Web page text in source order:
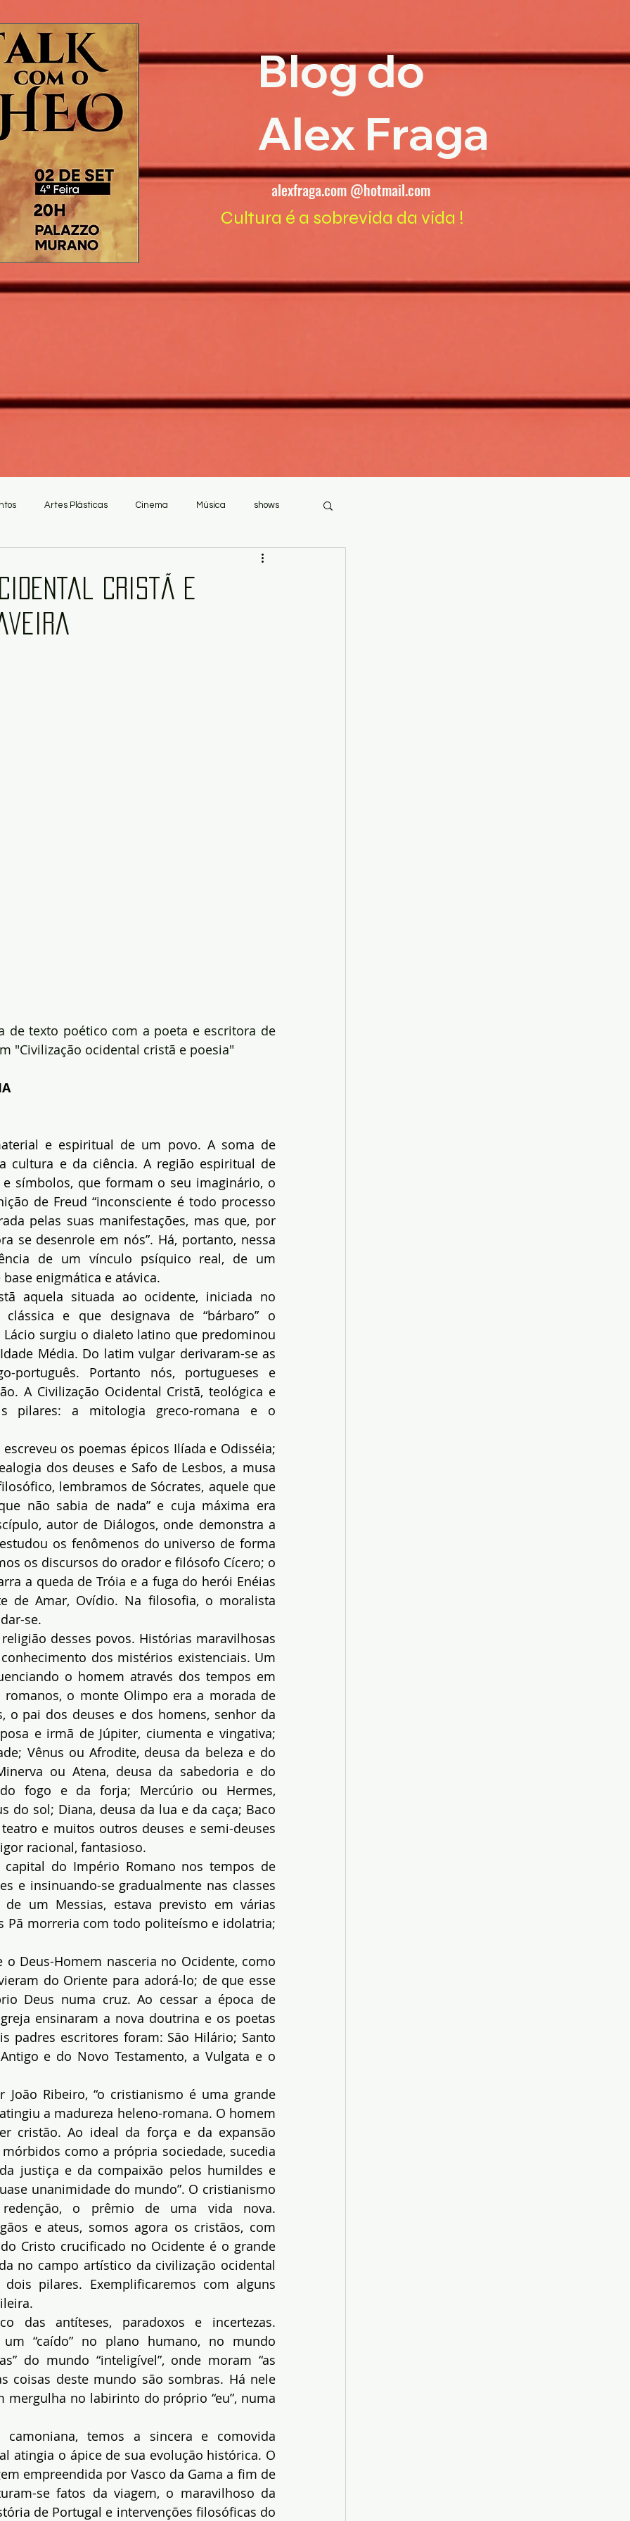
Blog do
Alex Fraga
alexfraga.com @hotmail.com
Cultura é a sobrevida da vida !
Artes Plásticas Cinema Música shows
cristã e
de texto poético com a poeta e escritora de
"Civilização ocidental cristã e poesia"
e espiritual de um povo. A soma de
cultura e da ciência. A região espiritual de
símbolos, que formam o seu imaginário, o
de Freud “inconsciente é todo processo
pelas suas manifestações, mas que, por
se desenrole em nós”. Há, portanto, nessa
de um vínculo psíquico real, de um
enigmática e atávica.
aquela situada ao ocidente, iniciada no
e que designava de “bárbaro” o
surgiu o dialeto latino que predominou
Média. Do latim vulgar derivaram-se as
português. Portanto nós, portugueses e
A Civilização Ocidental Cristã, teológica e
pilares: a mitologia greco-romana e o
os poemas épicos Ilíada e Odisséia;
dos deuses e Safo de Lesbos, a musa
lembramos de Sócrates, aquele que
não sabia de nada” e cuja máxima era
autor de Diálogos, onde demonstra a
os fenômenos do universo de forma
os discursos do orador e filósofo Cícero; o
a queda de Tróia e a fuga do herói Enéias
de Amar, Ovídio. Na filosofia, o moralista
se.
desses povos. Histórias maravilhosas
dos mistérios existenciais. Um
o homem através dos tempos em
romanos, o monte Olimpo era a morada de
o pai dos deuses e dos homens, senhor da
e irmã de Júpiter, ciumenta e vingativa;
Vênus ou Afrodite, deusa da beleza e do
ou Atena, deusa da sabedoria e do
fogo e da forja; Mercúrio ou Hermes,
do sol; Diana, deusa da lua e da caça; Baco
e muitos outros deuses e semi-deuses
racional, fantasioso.
do Império Romano nos tempos de
e insinuando-se gradualmente nas classes
um Messias, estava previsto em várias
Pã morreria com todo politeísmo e idolatria;
Deus-Homem nasceria no Ocidente, como
do Oriente para adorá-lo; de que esse
Deus numa cruz. Ao cessar a época de
ensinaram a nova doutrina e os poetas
padres escritores foram: São Hilário; Santo
e do Novo Testamento, a Vulgata e o
Ribeiro, “o cristianismo é uma grande
a madureza heleno-romana. O homem
cristão. Ao ideal da força e da expansão
como a própria sociedade, sucedia
justiça e da compaixão pelos humildes e
unanimidade do mundo”. O cristianismo
o prêmio de uma vida nova.
e ateus, somos agora os cristãos, com
Cristo crucificado no Ocidente é o grande
no campo artístico da civilização ocidental
pilares. Exemplificaremos com alguns
das antíteses, paradoxos e incertezas.
“caído” no plano humano, no mundo
do mundo “inteligível”, onde moram “as
coisas deste mundo são sombras. Há nele
no labirinto do próprio “eu”, numa
temos a sincera e comovida
atingia o ápice de sua evolução histórica. O
empreendida por Vasco da Gama a fim de
se fatos da viagem, o maravilhoso da
de Portugal e intervenções filosóficas do